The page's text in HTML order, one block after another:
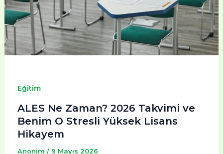
Eğitim
ALES Ne Zaman? 2026 Takvimi ve
Benim O Stresli Yüksek Lisans
Hikayem
Anonim / 9 Mayıs 2026